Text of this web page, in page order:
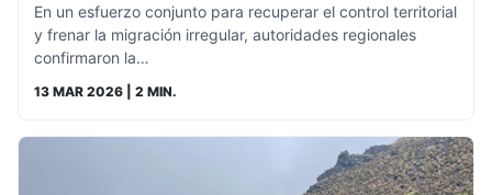
En un esfuerzo conjunto para recuperar el control territorial
y frenar la migración irregular, autoridades regionales
confirmaron la…
13 MAR 2026 | 2 MIN.